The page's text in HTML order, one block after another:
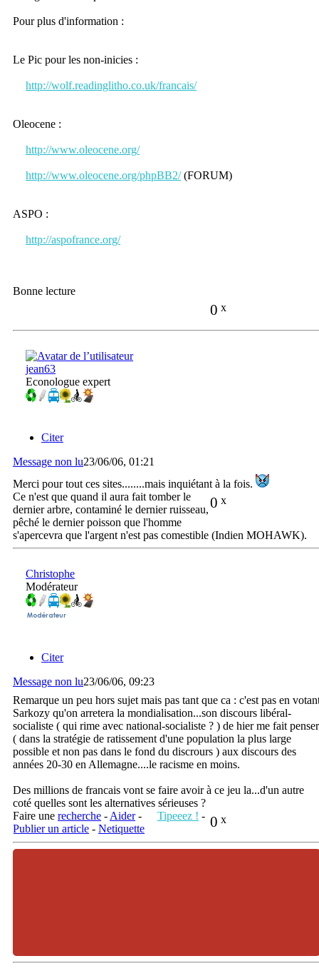
Pour plus d'information :
Le Pic pour les non-inicies :
http://wolf.readinglitho.co.uk/francais/
Oleocene :
http://www.oleocene.org/
http://www.oleocene.org/phpBB2/(FORUM)
ASPO :
http://aspofrance.org/
Bonne lecture
0 x
jean63
Econologue expert
Citer
Message non lu23/06/06, 01:21
Merci pour tout ces sites........mais inquiétant à la fois.
0 x
Ce n'est que quand il aura fait tomber le
dernier arbre, contaminé le dernier ruisseau,
pêché le dernier poisson que l'homme
s'apercevra que l'argent n'est pas comestible (Indien MOHAWK).
Christophe
Modérateur
Citer
Message non lu23/06/06, 09:23
Remarque un peu hors sujet mais pas tant que ca : c'est pas en
Sarkozy qu'on arretera la mondialisation...son discours libéral-
socialiste ( qui rime avec national-socialiste ? ) de hier me fait penser
( dans la stratégie de ratissement d'une population la plus large
possible et non pas dans le fond du discrours ) aux discours des
années 20-30 en Allemagne....le racisme en moins.
Des millions de francais vont se faire avoir à ce jeu la...d'un autre
coté quelles sont les alternatives sérieuses ?
0 x
Faire une recherche - Aider- Tipeeez ! -
Publier un article - Netiquette